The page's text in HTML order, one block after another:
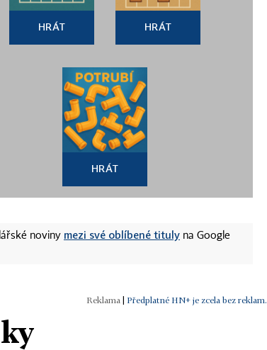
HRÁT HRÁT
HRÁT
noviny mezi své oblíbené tituly na Google
| Předplatné HN+ je zcela bez reklam.